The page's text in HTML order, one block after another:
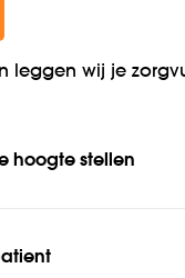
leggen wij je
hoogte stellen